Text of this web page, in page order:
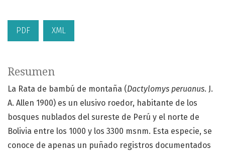
PDF XML
Resumen
La Rata de bambú de montaña (Dactylomys peruanus. J.
A. Allen 1900) es un elusivo roedor, habitante de los
bosques nublados del sureste de Perú y el norte de
Bolivia entre los 1000 y los 3300 msnm. Esta especie, se
conoce de apenas un puñado registros documentados